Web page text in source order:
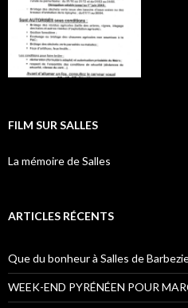
FILM SUR SALLES
La mémoire de Salles
ARTICLES RÉCENTS
Que du bonheur à Salles de
WEEK-END PYRÉNÉEN POUR